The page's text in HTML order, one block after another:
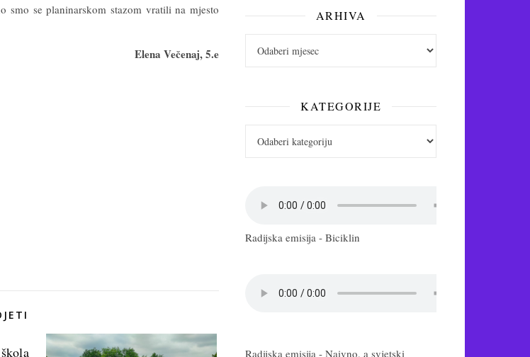
smo se planinarskom stazom vratili na mjesto
Elena Večenaj, 5.e
ARHIVA
KATEGORIJE
Radijska emisija - Biciklin
Radijska emisija - Naivno, a svjetski